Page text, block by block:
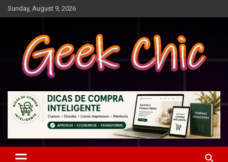
Skip
to
Sunday, August 9, 2026
Geek Chic